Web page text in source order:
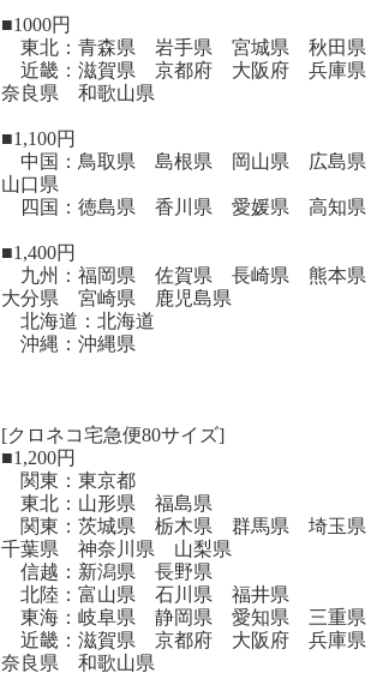
■1000円
東北：青森県 岩手県 宮城県 秋田県
近畿：滋賀県 京都府 大阪府 兵庫県
奈良県 和歌山県
■1,100円
中国：鳥取県 島根県 岡山県 広島県
山口県
四国：徳島県 香川県 愛媛県 高知県
■1,400円
九州：福岡県 佐賀県 長崎県 熊本県
大分県 宮崎県 鹿児島県
北海道：北海道
沖縄：沖縄県
[クロネコ宅急便80サイズ]
■1,200円
関東：東京都
東北：山形県 福島県
関東：茨城県 栃木県 群馬県 埼玉県
千葉県 神奈川県 山梨県
信越：新潟県 長野県
北陸：富山県 石川県 福井県
東海：岐阜県 静岡県 愛知県 三重県
近畿：滋賀県 京都府 大阪府 兵庫県
奈良県 和歌山県